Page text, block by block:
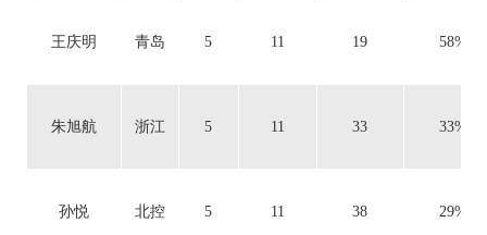
王庆明 青岛 5 11 19 58%
朱旭航 浙江 5 11 33 33%
孙悦 北控 5 11 38 29%